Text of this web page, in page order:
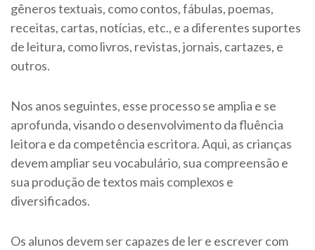
gêneros textuais, como contos, fábulas, poemas,
receitas, cartas, notícias, etc., e a diferentes suportes
de leitura, como livros, revistas, jornais, cartazes, e
outros.
Nos anos seguintes, esse processo se amplia e se
aprofunda, visando o desenvolvimento da fluência
leitora e da competência escritora. Aqui, as crianças
devem ampliar seu vocabulário, sua compreensão e
sua produção de textos mais complexos e
diversificados.
Os alunos devem ser capazes de ler e escrever com